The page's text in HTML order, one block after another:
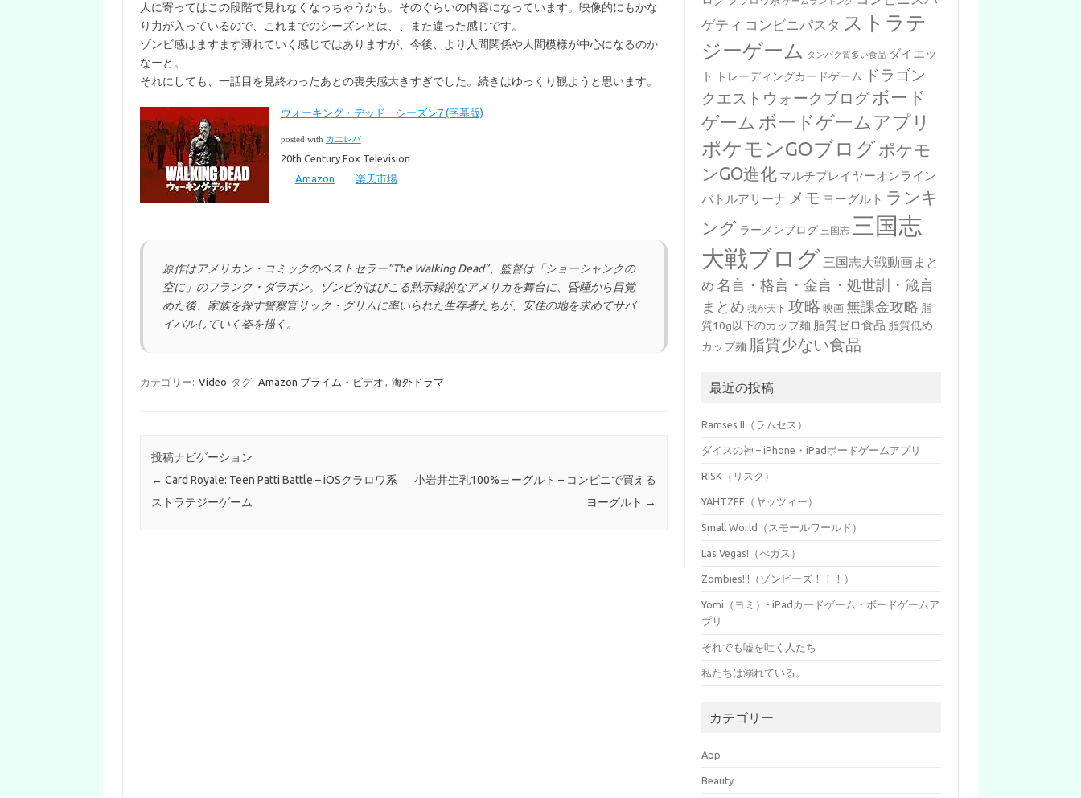
人に寄ってはこの段階で見れなくなっちゃうかも。そのぐらいの内容になっています。映像的にもかな
り力が入っているので、これまでのシーズンとは、、また違った感じです。
ゾンビ感はますます薄れていく感じではありますが、今後、より人間関係や人間模様が中心になるのか
なーと。
それにしても、一話目を見終わったあとの喪失感大きすぎでした。続きはゆっくり観ようと思います。
ウォーキング・デッド シーズン7 (字幕版)
posted with カエレバ
20th Century Fox Television
Amazon
楽天市場
原作はアメリカン・コミックのベストセラー”The Walking Dead”、監督は「ショーシャンクの
空に」のフランク・ダラボン。ゾンビがはびこる黙示録的なアメリカを舞台に、昏睡から目覚
めた後、家族を探す警察官リック・グリムに率いられた生存者たちが、安住の地を求めてサバ
イバルしていく姿を描く。
カテゴリー: Video タグ: Amazon プライム・ビデオ , 海外ドラマ
投稿ナビゲーション
← Card Royale: Teen Patti Battle – iOSクラロワ系
ストラテジーゲーム
小岩井生乳100%ヨーグルト – コンビニで買える
ヨーグルト →
ゲティ コンビニパスタ ストラテ
ジーゲーム
タンパク質多い食品 ダイエッ
ト
トレーディングカードゲーム
ドラゴン
クエストウォークブログボード
ゲーム ボードゲームアプリ
ポケモンGOブログポケモ
ンGO進化 マルチプレイヤーオンライン
バトルアリーナ メモ ヨーグルト ランキ
ング ラーメンブログ 三国志 三国志
大戦ブログ 三国志大戦動画まと
め 名言・格言・金言・処世訓・箴言
まとめ 我が天下 攻略 映画 無課金攻略 脂
質10g以下のカップ麺 脂質ゼロ食品 脂質低め
カップ麺 脂質少ない食品
最近の投稿
Ramses II（ラムセス）
ダイスの神 – iPhone・iPadボードゲームアプリ
RISK（リスク）
YAHTZEE（ヤッツィー）
Small World（スモールワールド）
Las Vegas!（べガス）
Zombies!!!（ゾンビーズ！！！）
Yomi（ヨミ）- iPadカードゲーム・ボードゲームア
プリ
それでも嘘を吐く人たち
私たちは溺れている。
カテゴリー
App
Beauty